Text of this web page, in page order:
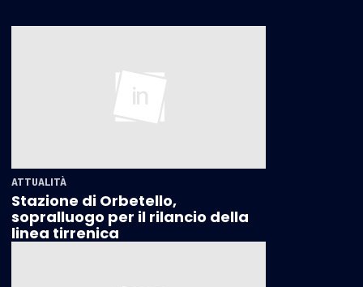
ATTUALITÀ
Stazione di Orbetello,
sopralluogo per il rilancio della
linea tirrenica